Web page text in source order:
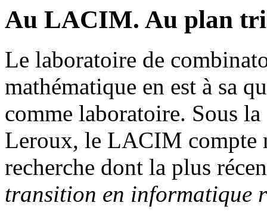
Au LACIM. Au plan
Le laboratoire de
mathématique en est à sa
comme laboratoire. Sous
Leroux, le LACIM compte
recherche dont la plus
transition en informatique